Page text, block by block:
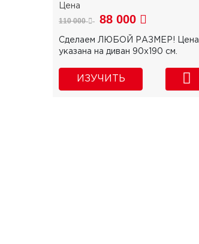
110 000 88 000
Сделаем ЛЮБОЙ РАЗМЕР! Цена
указана на диван 90х190 см.
ИЗУЧИТЬ